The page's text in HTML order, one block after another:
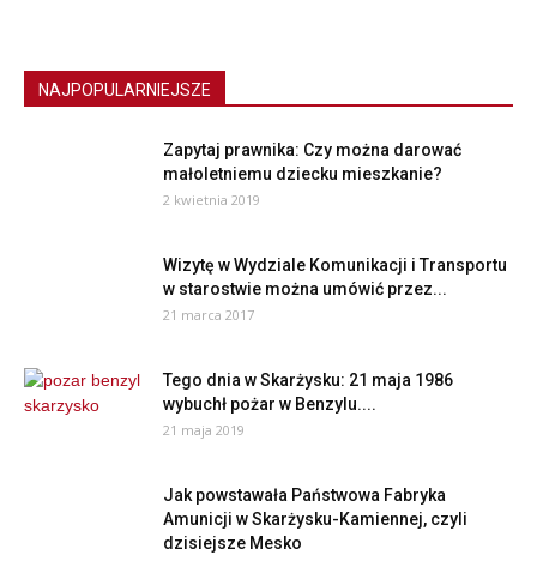
NAJPOPULARNIEJSZE
Zapytaj prawnika: Czy można darować
małoletniemu dziecku mieszkanie?
2 kwietnia 2019
Wizytę w Wydziale Komunikacji i Transportu
w starostwie można umówić przez...
21 marca 2017
Tego dnia w Skarżysku: 21 maja 1986
wybuchł pożar w Benzylu....
21 maja 2019
Jak powstawała Państwowa Fabryka
Amunicji w Skarżysku-Kamiennej, czyli
dzisiejsze Mesko